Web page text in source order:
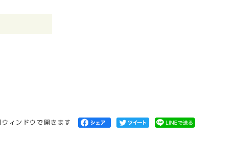
ィンドウで開きます